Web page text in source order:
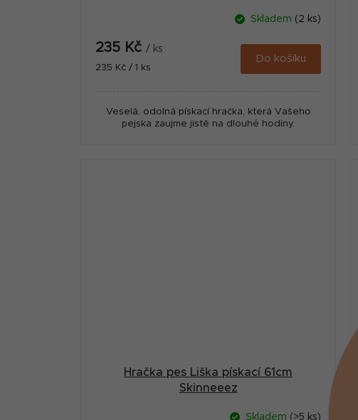
Skladem (2 ks)
235 Kč / ks
Měrná
235 Kč / 1 ks
Do košíku
Veselá, odolná pískací hračka, která Vašeho
pejska zaujme jistě na dlouhé hodiny.
Hračka pes Liška pískací 61cm
Skinneeez
Skladem (>5 ks)